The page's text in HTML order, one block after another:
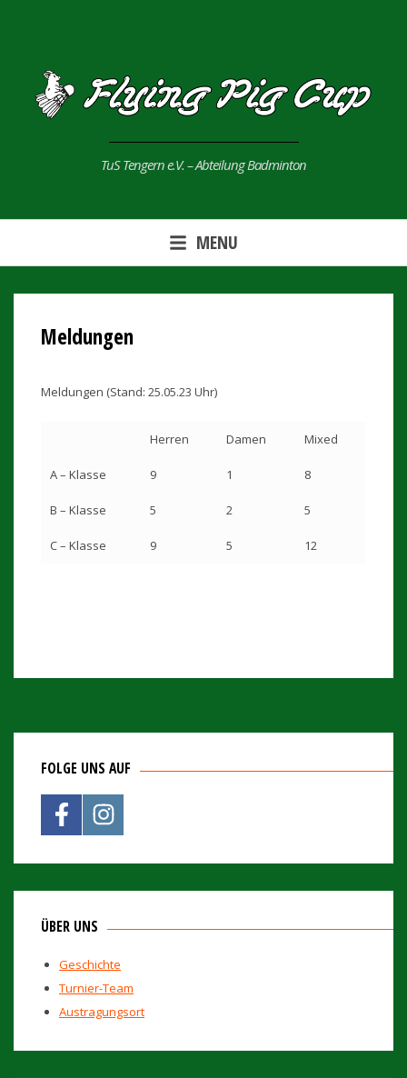
TuS Tengern e.V. – Abteilung Badminton
MENU
Meldungen
Meldungen (Stand: 25.05.23 Uhr)
Herren Damen Mixed
A – Klasse 9 1 8
B – Klasse 5 2 5
C – Klasse 9 5 12
FOLGE UNS AUF
ÜBER UNS
Geschichte
Turnier-Team
Austragungsort